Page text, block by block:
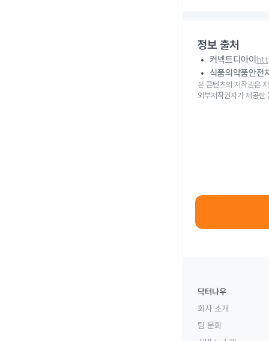
정보 출처
커넥트디아이
식품의약품안전
본 콘텐츠의 저작권은
외부저작권자가 제공한
닥터나우
회사 소개
팀 문화